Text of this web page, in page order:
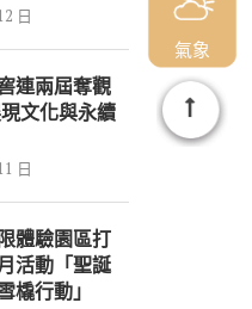
日
連兩屆奪觀
文化與永續
日
體驗園區打
活動「聖誕
橇行動」
氣象